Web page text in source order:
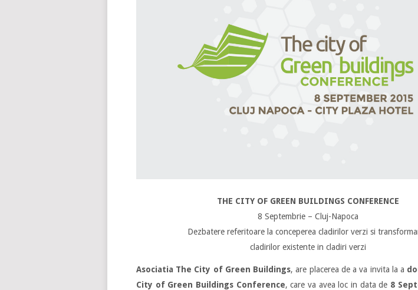
THE CITY OF GREEN BUILDINGS CONFERENCE
8 Septembrie – Cluj-Napoca
Dezbatere referitoare la conceperea cladirilor verzi si
cladirilor existente in cladiri verzi
Asociatia The City of Green Buildings, are placerea de a va invita la a
City of Green Buildings Conference, care va avea loc in data de 8